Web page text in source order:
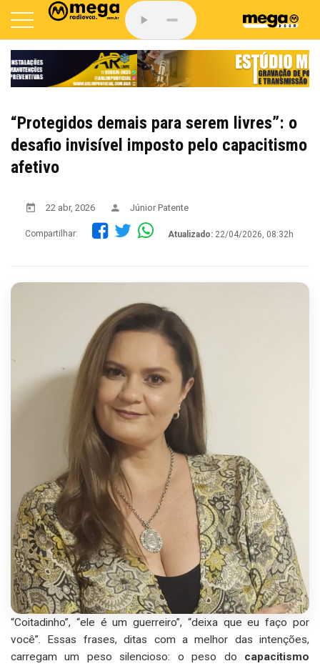
“Protegidos demais para serem livres”: o
desafio invisível imposto pelo capacitismo
afetivo
22 abr, 2026 Júnior Patente
Compartilhar: Atualizado: 22/04/2026, 08:32h
“Coitadinho”, “ele é um guerreiro”, “deixa que eu faço por
você”. Essas frases, ditas com a melhor das intenções,
carregam um peso silencioso: o peso do capacitismo